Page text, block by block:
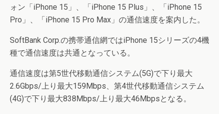
ォン「iPhone 15」、「iPhone 15 Plus」、「iPhone 15
Pro」、「iPhone 15 Pro Max」の通信速度を案内した。
SoftBank Corp.の携帯通信網ではiPhone 15シリーズの4機
種で通信速度は共通となっている。
通信速度は第5世代移動通信システム(5G)で下り最大
2.6Gbps/上り最大159Mbps、第4世代移動通信システム
(4G)で下り最大838Mbps/上り最大46Mbpsとなる。